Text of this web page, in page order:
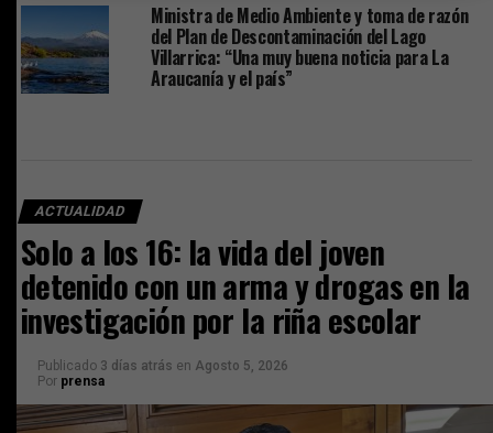
Ministra de Medio Ambiente y toma de razón
del Plan de Descontaminación del Lago
Villarrica: “Una muy buena noticia para La
Araucanía y el país”
ACTUALIDAD
Solo a los 16: la vida del joven
detenido con un arma y drogas en la
investigación por la riña escolar
Publicado 3 días atrás en Agosto 5, 2026
Por prensa